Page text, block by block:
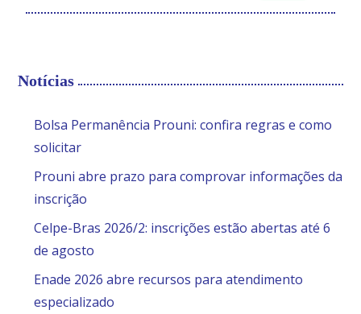
Notícias
Bolsa Permanência Prouni: confira regras e como
solicitar
Prouni abre prazo para comprovar informações da
inscrição
Celpe-Bras 2026/2: inscrições estão abertas até 6
de agosto
Enade 2026 abre recursos para atendimento
especializado